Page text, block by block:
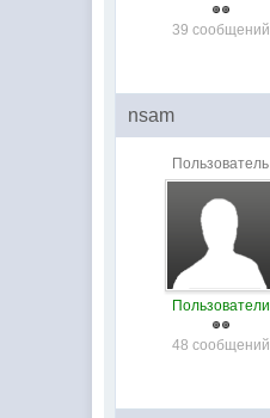
39 сообщений
nsam
Пользователь
Пользователи
48 сообщений